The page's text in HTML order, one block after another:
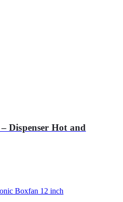
Dispenser Hot and